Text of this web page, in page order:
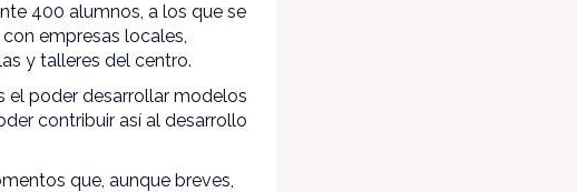
400 alumnos, a los que se
empresas locales,
y talleres del centro.
el poder desarrollar modelos
contribuir así al desarrollo
que, aunque breves,